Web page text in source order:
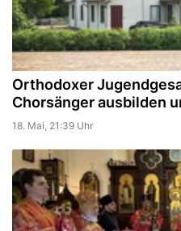
Orthodoxer
Chorsänger ausbilden
18. Mai, 21:39 Uhr